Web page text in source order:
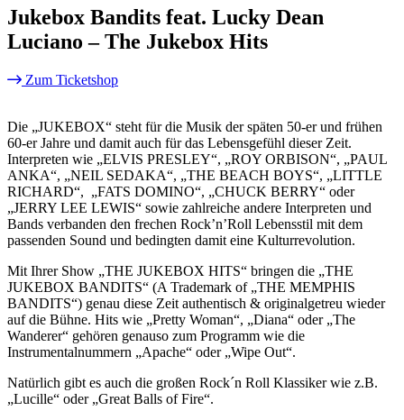
Jukebox Bandits feat. Lucky Dean
Luciano – The Jukebox Hits
Zum Ticketshop
Die „JUKEBOX“ steht für die Musik der späten 50-er und frühen
60-er Jahre und damit auch für das Lebensgefühl dieser Zeit.
Interpreten wie „ELVIS PRESLEY“, „ROY ORBISON“, „PAUL
ANKA“, „NEIL SEDAKA“, „THE BEACH BOYS“, „LITTLE
RICHARD“, „FATS DOMINO“, „CHUCK BERRY“ oder
„JERRY LEE LEWIS“ sowie zahlreiche andere Interpreten und
Bands verbanden den frechen Rock’n’Roll Lebensstil mit dem
passenden Sound und bedingten damit eine Kulturrevolution.
Mit Ihrer Show „THE JUKEBOX HITS“ bringen die „THE
JUKEBOX BANDITS“ (A Trademark of „THE MEMPHIS
BANDITS“) genau diese Zeit authentisch & originalgetreu wieder
auf die Bühne. Hits wie „Pretty Woman“, „Diana“ oder „The
Wanderer“ gehören genauso zum Programm wie die
Instrumentalnummern „Apache“ oder „Wipe Out“.
Natürlich gibt es auch die großen Rock´n Roll Klassiker wie z.B.
„Lucille“ oder „Great Balls of Fire“.